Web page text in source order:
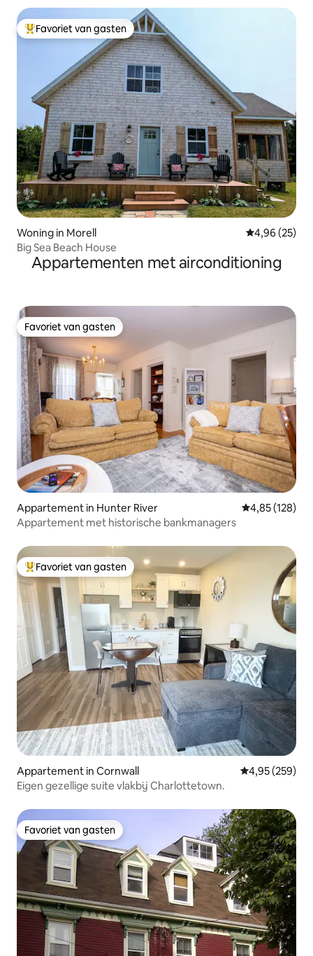
Topfavoriet van gasten
Favoriet van gasten
Woning in Morell Gemiddelde
4,96 (25)
Big Sea Beach House
Appartementen met airconditioning
Favoriet van gasten
Favoriet van gasten
Appartement in Hunter River Gemiddelde
4,85 (128)
Appartement met historische bankmanagers
Topfavoriet van gasten
Favoriet van gasten
Appartement in Cornwall Gemiddelde
4,95 (259)
Eigen gezellige suite vlakbij Charlottetown.
Favoriet van gasten
Favoriet van gasten